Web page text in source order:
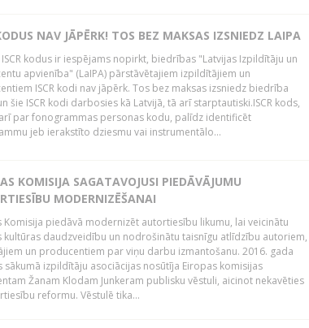
NAV JĀPĒRK! TOS BEZ MAKSAS IZSNIEDZ LAIPA
ISCR kodus ir iespējams nopirkt, biedrības "Latvijas Izpildītāju un
apvienība" (LaIPA) pārstāvētajiem izpildītājiem un
ISCR kodi nav jāpērk. Tos bez maksas izsniedz biedrība
šie ISCR kodi darbosies kā Latvijā, tā arī starptautiski.ISCR kods,
par fonogrammas personas kodu, palīdz identificēt
jeb ierakstīto dziesmu vai instrumentālo...
KOMISIJA SAGATAVOJUSI PIEDĀVĀJUMU
MODERNIZĒŠANAI
Komisija piedāvā modernizēt autortiesību likumu, lai veicinātu
kultūras daudzveidību un nodrošinātu taisnīgu atlīdzību autoriem,
un producentiem par viņu darbu izmantošanu. 2016. gada
sākumā izpildītāju asociācijas nosūtīja Eiropas komisijas
Žanam Klodam Junkeram publisku vēstuli, aicinot nekavēties
reformu. Vēstulē tika...